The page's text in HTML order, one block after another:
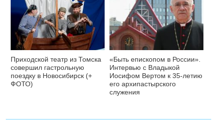
Приходской театр из Томска
совершил гастрольную
поездку в Новосибирск (+
ФОТО)
«Быть епископом в России».
Интервью с Владыкой
Иосифом Вертом к 35-летию
его архипастырского
служения